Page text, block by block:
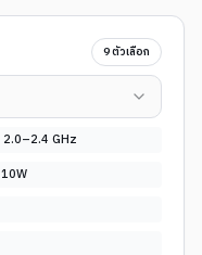
9ตัวเลือก
2.0–2.4 GHz
10W